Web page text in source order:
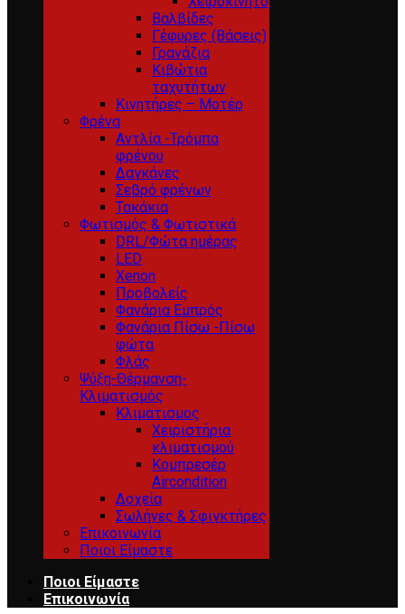
Βαλβίδες
Γέφυρες (Βάσεις)
Γρανάζια
Κιβώτια
ταχυτήτων
Κινητήρες – Μοτέρ
Φρένα
Αντλία -Τρόμπα
φρένου
Δαγκάνες
Σεβρό φρένων
Τακάκια
Φωτισμός & Φωτιστικά
DRL/Φώτα ημέρας
LED
Xenon
Προβολείς
Φανάρια Εμπρός
Φανάρια Πίσω -Πίσω
φώτα
Φλάς
Ψύξη-Θέρμανση-
Κλιματισμός
Κλιματισμος
Χειριστήρια
κλιματισμού
Κομπρεσέρ
Aircondition
Δοχεία
Σωλήνες & Σφιγκτήρες
Επικοινωνία
Ποιοι Είμαστε
Ποιοι Είμαστε
Επικοινωνία